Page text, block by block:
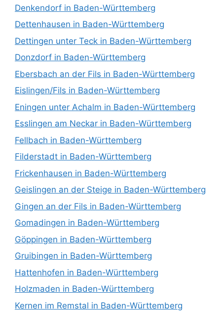
Denkendorf in Baden-Württemberg
Dettenhausen in Baden-Württemberg
Dettingen unter Teck in Baden-Württemberg
Donzdorf in Baden-Württemberg
Ebersbach an der Fils in Baden-Württemberg
Eislingen/Fils in Baden-Württemberg
Eningen unter Achalm in Baden-Württemberg
Esslingen am Neckar in Baden-Württemberg
Fellbach in Baden-Württemberg
Filderstadt in Baden-Württemberg
Frickenhausen in Baden-Württemberg
Geislingen an der Steige in Baden-Württemberg
Gingen an der Fils in Baden-Württemberg
Gomadingen in Baden-Württemberg
Göppingen in Baden-Württemberg
Gruibingen in Baden-Württemberg
Hattenhofen in Baden-Württemberg
Holzmaden in Baden-Württemberg
Kernen im Remstal in Baden-Württemberg